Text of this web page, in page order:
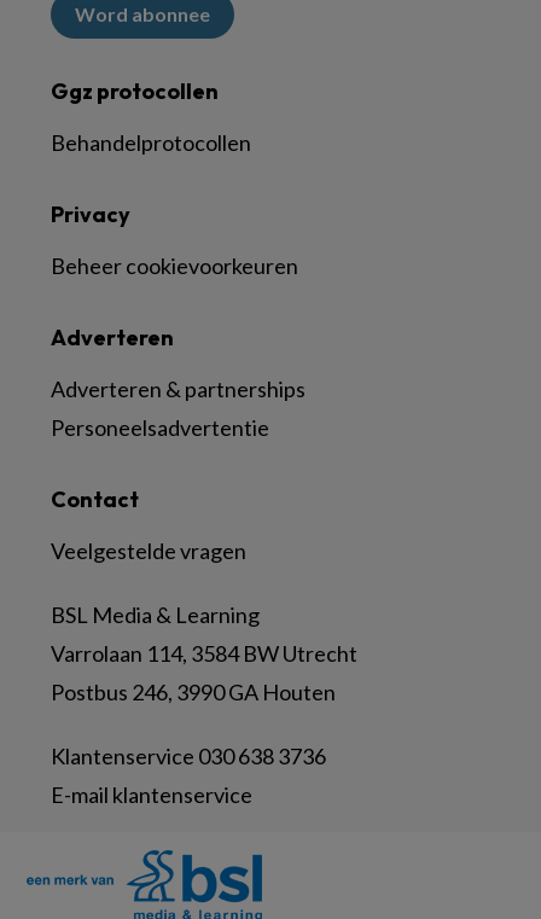
Word abonnee
Ggz protocollen
Behandelprotocollen
Contact
Veelgestelde vragen
BSL Media & Learning
Varrolaan 114, 3584 BW Utrecht
Postbus 246, 3990 GA Houten
Klantenservice 030 638 3736
E-mail klantenservice
Adverteren
Adverteren & partnerships
Personeelsadvertentie
Privacy
Beheer cookievoorkeuren